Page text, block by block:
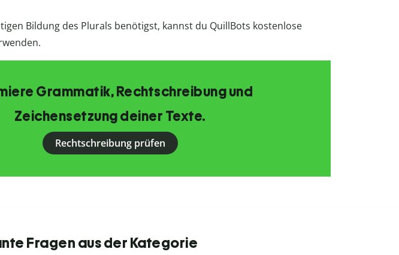
Bildung des Plurals benötigst, kannst du QuillBots kostenlose
Grammatik, Rechtschreibung und
Zeichensetzung deiner Texte.
Rechtschreibung prüfen
Fragen aus der Kategorie